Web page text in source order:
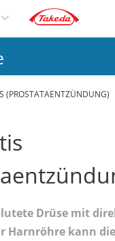
(PROSTATAENTZÜNDUNG)
Drüse mit
Harnröhre kann